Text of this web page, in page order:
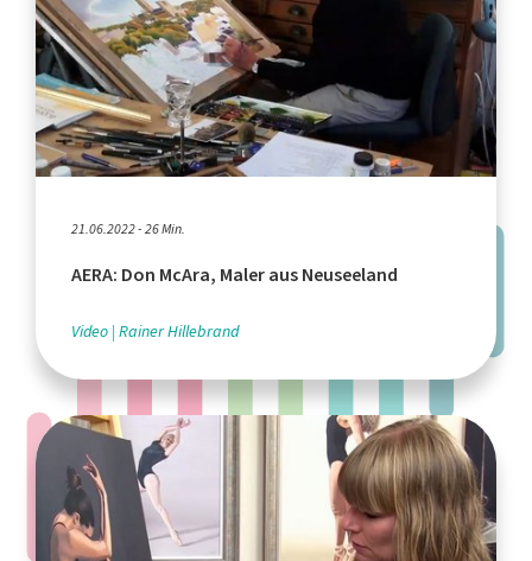
21.06.2022 - 26 Min.
AERA: Don McAra, Maler aus Neuseeland
Video Rainer Hillebrand